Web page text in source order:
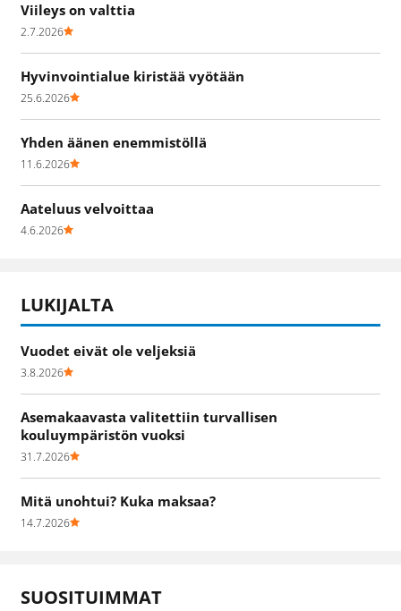
Viileys on valttia
2.7.2026
Hyvinvointialue kiristää vyötään
25.6.2026
Yhden äänen enemmistöllä
11.6.2026
Aateluus velvoittaa
4.6.2026
LUKIJALTA
Vuodet eivät ole veljeksiä
3.8.2026
Asemakaavasta valitettiin turvallisen
kouluympäristön vuoksi
31.7.2026
Mitä unohtui? Kuka maksaa?
14.7.2026
SUOSITUIMMAT